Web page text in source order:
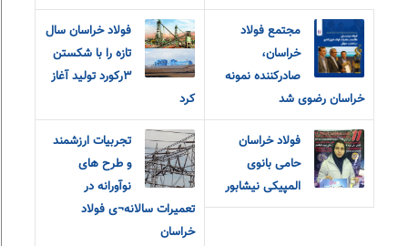
مجتمع فولاد
خراسان،
صادرکننده نمونه
خراسان رضوی شد
فولاد خراسان سال
تازه را با شکستن
۳رکورد تولید آغاز
کرد
فولاد خراسان
حامی بانوی
المپیکی نیشابور
تجربیات ارزشمند
و طرح های
نوآورانه در
تعمیرات سالانه¬ی فولاد
خراسان